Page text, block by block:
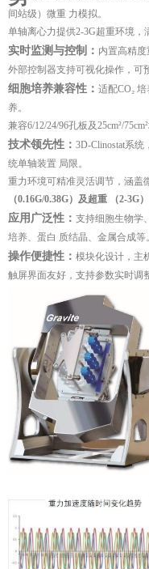
间站级）微重 力模拟。
单轴离心力提供2-3G超重环境，
实时监测与控制： 内置高精度
外部控制器支持可视化操作，可
细胞培养兼容性： 适配CO₂
养。
兼容6/12/24/96孔板及25cm²/
技术领先性： 3D-Clinostat系
统单轴装置 局限。
重力环境可精准灵活调节，涵盖
（0.16G/0.38G）及超重 （2-3G）
应用广泛性： 支持细胞生物学
培养、蛋白 质结晶、金属合成等。
操作便捷性： 模块化设计，主
触屏界面友好，支持参数实时调